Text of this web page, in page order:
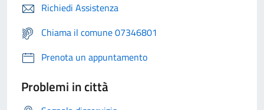
Richiedi Assistenza
Chiama il comune 07346801
Prenota un appuntamento
Problemi in città